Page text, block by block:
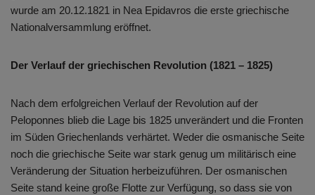
wurde am 20.12.1821 in Nea Epidavros die erste griechische
Nationalversammlung eröffnet.
Der Verlauf der griechischen Revolution (1821 – 1825)
Nach dem erfolgreichen Verlauf der Revolution auf der
Peloponnes blieb die Lage bis 1825 unverändert und die Fronten
im Süden Griechenlands verhärtet. Weder die osmanische Seite
noch die griechische Seite war stark genug um militärisch eine
Veränderung der Situation herbeizuführen. Der osmanischen
Seite stand keine große Flotte zur Verfügung, so dass sie von